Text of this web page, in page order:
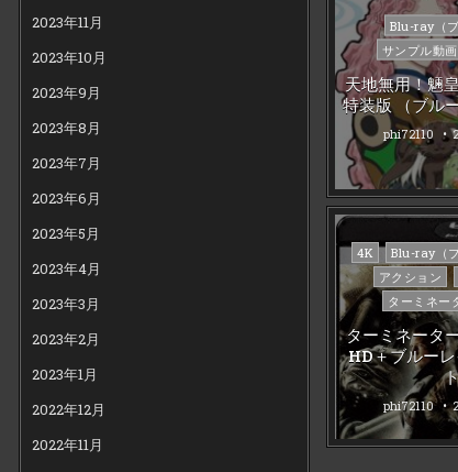
2023年11月
2023年10月
2023年9月
2023年8月
2023年7月
2023年6月
2023年5月
2023年4月
2023年3月
2023年2月
2023年1月
2022年12月
2022年11月
Posted
in
Blu-ray（ブ
サンプル動画
天地無用！魎
特装版 （ブル
phi72110
Posted
in
4K Blu-ray（
アクション
ターミネー
ターミネータ
HD＋ブルー
phi72110